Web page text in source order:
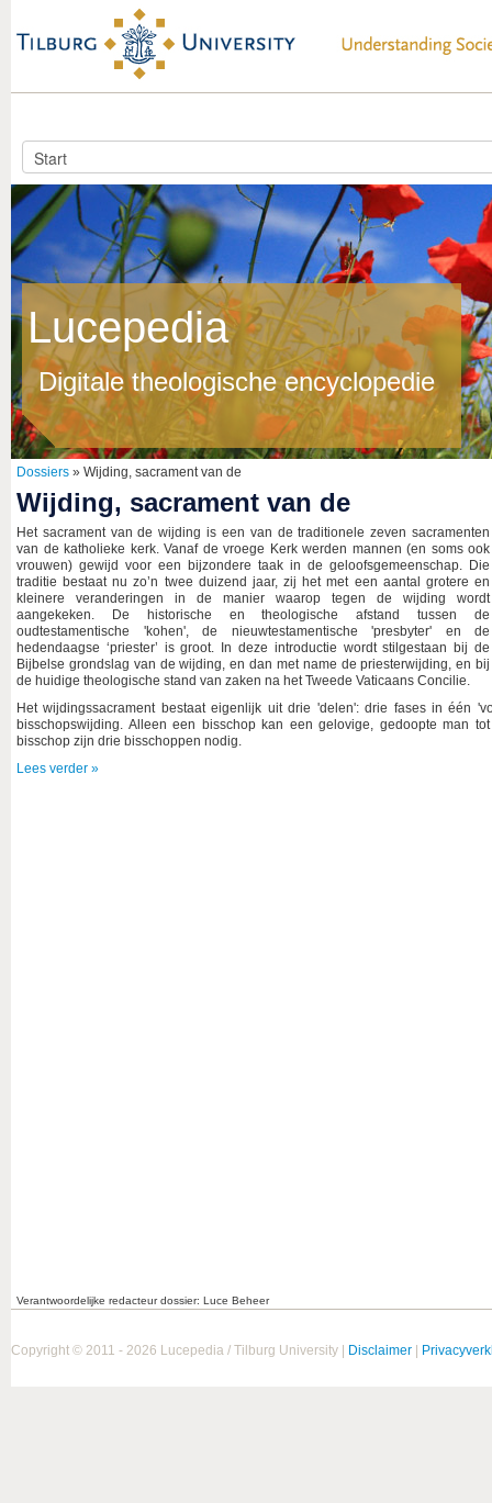
Lucepedia
Digitale theologische encyclopedie
Verantwoordelijke redacteur dossier: Luce Beheer
Dossiers » Wijding, sacrament van de
Wijding, sacrament van de
Het sacrament van de wijding is een van de traditionele zeven sacramenten
van de katholieke kerk. Vanaf de vroege Kerk werden mannen (en soms ook
vrouwen) gewijd voor een bijzondere taak in de geloofsgemeenschap. Die
traditie bestaat nu zo’n twee duizend jaar, zij het met een aantal grotere en
kleinere veranderingen in de manier waarop tegen de wijding wordt
aangekeken. De historische en theologische afstand tussen de
oudtestamentische 'kohen', de nieuwtestamentische 'presbyter' en de
hedendaagse ‘priester’ is groot. In deze introductie wordt stilgestaan bij de
Bijbelse grondslag van de wijding, en dan met name de priesterwijding, en bij
de huidige theologische stand van zaken na het Tweede Vaticaans Concilie.
Het wijdingssacrament bestaat eigenlijk uit drie 'delen': drie fases in één
bisschopswijding. Alleen een bisschop kan een gelovige, gedoopte man
bisschop zijn drie bisschoppen nodig.
Lees verder »
Copyright © 2011 - 2026 Lucepedia / Tilburg University | Disclaimer